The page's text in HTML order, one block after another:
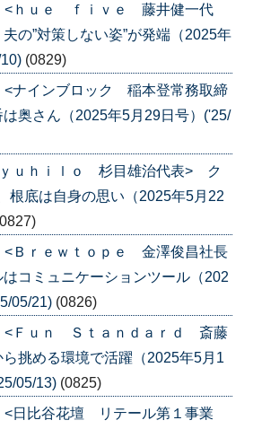
<ｈｕｅ ｆｉｖｅ 藤井健一代
”対策しない姿”が発端（2025年
(0829)
<ナインブロック 稲本登常務取締
奥さん（2025年5月29日号）('25/
<ｙｕｈｉｌｏ 杉目雄治代表> ク
根底は自身の思い（2025年5月22
<Ｂｒｅｗｔｏｐｅ 金澤俊昌社長
コミュニケーションツール（202
05/21) (0826)
<Ｆｕｎ Ｓｔａｎｄａｒｄ 斎藤
挑める環境で活躍（2025年5月1
05/13) (0825)
<日比谷花壇 リテール第１事業